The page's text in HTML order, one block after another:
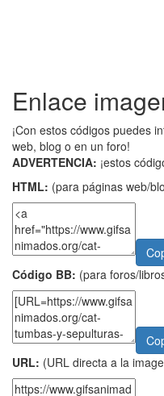
Enlace
¡Con estos códigos puedes
web, blog o en un foro!
ADVERTENCIA: ¡estos
HTML: (para páginas web/
Código BB: (para foros/
URL: (URL directa a la